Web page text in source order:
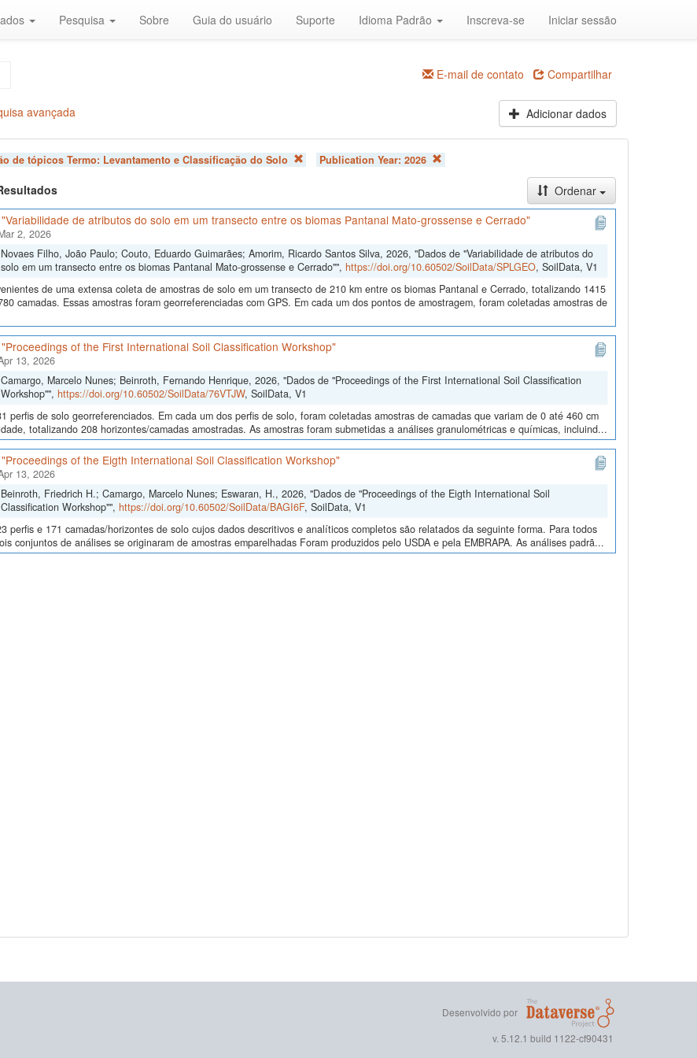
Pesquisa Sobre Guia do usuário Suporte Idioma Padrão Inscreva-se Iniciar sessão
E-mail de contato Compartilhar
avançada Adicionar dados
de tópicos Termo: Levantamento e Classificação do Solo Publication Year: 2026
Ordenar
de atributos do solo em um transecto entre os biomas Pantanal Mato-grossense e Cerrado"
2, 2026
Novaes Filho, João Paulo; Couto, Eduardo Guimarães; Amorim, Ricardo Santos Silva, 2026, "Dados de "Variabilidade de atributos do
solo em um transecto entre os biomas Pantanal Mato-grossense e Cerrado"", https://doi.org/10.60502/SoilData/SPLGEO, SoilData, V1
de uma extensa coleta de amostras de solo em um transecto de 210 km entre os biomas Pantanal e Cerrado, totalizando 1415
camadas. Essas amostras foram georreferenciadas com GPS. Em cada um dos pontos de amostragem, foram coletadas amostras de
of the First International Soil Classification Workshop"
13, 2026
Camargo, Marcelo Nunes; Beinroth, Fernando Henrique, 2026, "Dados de "Proceedings of the First International Soil Classification
Workshop"", https://doi.org/10.60502/SoilData/76VTJW, SoilData, V1
perfis de solo georreferenciados. Em cada um dos perfis de solo, foram coletadas amostras de camadas que variam de 0 até 460 cm
totalizando 208 horizontes/camadas amostradas. As amostras foram submetidas a análises granulométricas e químicas, incluind...
of the Eigth International Soil Classification Workshop"
13, 2026
Beinroth, Friedrich H.; Camargo, Marcelo Nunes; Eswaran, H., 2026, "Dados de "Proceedings of the Eigth International Soil
Classification Workshop"", https://doi.org/10.60502/SoilData/BAGI6F, SoilData, V1
perfis e 171 camadas/horizontes de solo cujos dados descritivos e analíticos completos são relatados da seguinte forma. Para todos
conjuntos de análises se originaram de amostras emparelhadas Foram produzidos pelo USDA e pela EMBRAPA. As análises padrã...
Desenvolvido por
v. 5.12.1 build 1122-cf90431